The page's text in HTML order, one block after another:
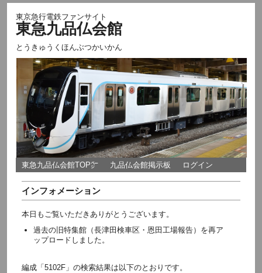
東京急行電鉄ファンサイト
東急九品仏会館
とうきゅうくほんぶつかいかん
東急九品仏会館TOP㌻ 九品仏会館掲示板 ログイン
インフォメーション
本日もご覧いただきありがとうございます。
過去の旧特集館（長津田検車区・恩田工場報告）を再ア
ップロードしました。
編成「5102F」の検索結果は以下のとおりです。